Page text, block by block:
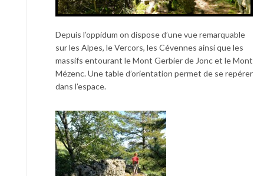
Depuis l’oppidum on dispose d’une vue remarquable
sur les Alpes, le Vercors, les Cévennes ainsi que les
massifs entourant le Mont Gerbier de Jonc et le Mont
Mézenc. Une table d’orientation permet de se repérer
dans l’espace.